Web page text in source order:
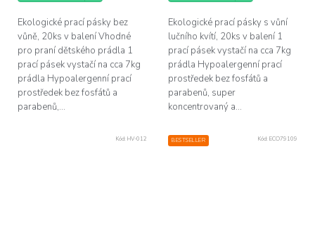
Ekologické prací pásky bez
vůně, 20ks v balení Vhodné
pro praní dětského prádla 1
prací pásek vystačí na cca 7kg
prádla Hypoalergenní prací
prostředek bez fosfátů a
parabenů,...
Ekologické prací pásky s vůní
lučního kvítí, 20ks v balení 1
prací pásek vystačí na cca 7kg
prádla Hypoalergenní prací
prostředek bez fosfátů a
parabenů, super
koncentrovaný a...
Kód: HV-012 BESTSELLER Kód: ECO79109